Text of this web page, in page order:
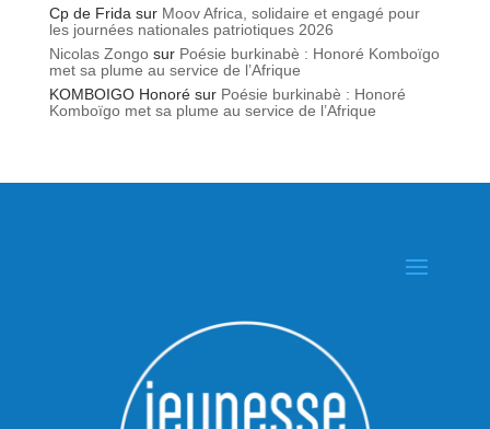
Cp de Fridasur Moov Africa, solidaire et engagé pour
les journées nationales patriotiques 2026
Nicolas Zongosur Poésie burkinabè : Honoré Komboïgo
met sa plume au service de l’Afrique
KOMBOIGO Honorésur Poésie burkinabè : Honoré
Komboïgo met sa plume au service de l’Afrique